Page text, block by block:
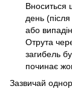
Вноситься
день
або
Отрута
загибель
починає
Зазвичай